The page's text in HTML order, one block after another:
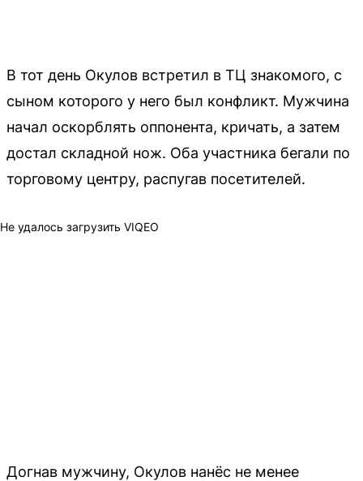
В тот день Окулов встретил в ТЦ знакомого, с
сыном которого у него был конфликт. Мужчина
начал оскорблять оппонента, кричать, а затем
достал складной нож. Оба участника бегали по
торговому центру, распугав посетителей.
Не удалось загрузить VIQEO
Догнав мужчину, Окулов нанёс не менее